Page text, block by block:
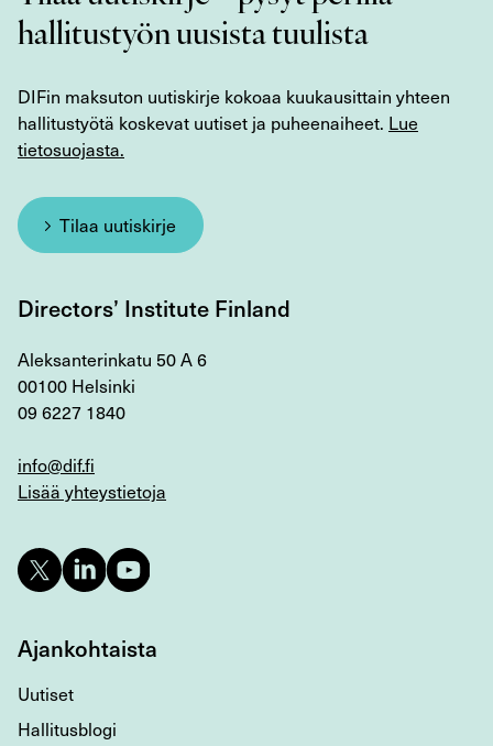
hallitustyön uusista tuulista
DIFin maksuton uutiskirje kokoaa kuukausittain yhteen
hallitustyötä koskevat uutiset ja puheenaiheet. Lue
tietosuojasta.
Tilaa uutiskirje
Directors’ Institute Finland
Aleksanterinkatu 50 A 6
00100 Helsinki
09 6227 1840
info@dif.fi
Lisää yhteystietoja
Ajankohtaista
Uutiset
Hallitusblogi